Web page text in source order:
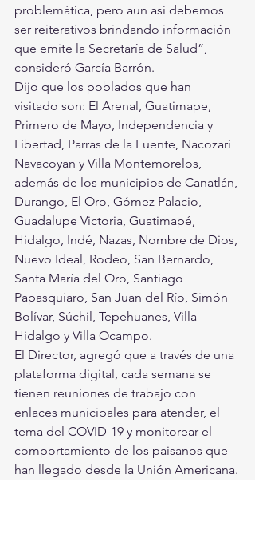
problemática, pero aun así debemos
ser reiterativos brindando información
que emite la Secretaría de Salud”,
consideró García Barrón.
Dijo que los poblados que han
visitado son: El Arenal, Guatimape,
Primero de Mayo, Independencia y
Libertad, Parras de la Fuente, Nacozari
Navacoyan y Villa Montemorelos,
además de los municipios de Canatlán,
Durango, El Oro, Gómez Palacio,
Guadalupe Victoria, Guatimapé,
Hidalgo, Indé, Nazas, Nombre de Dios,
Nuevo Ideal, Rodeo, San Bernardo,
Santa María del Oro, Santiago
Papasquiaro, San Juan del Río, Simón
Bolívar, Súchil, Tepehuanes, Villa
Hidalgo y Villa Ocampo.
El Director, agregó que a través de una
plataforma digital, cada semana se
tienen reuniones de trabajo con
enlaces municipales para atender, el
tema del COVID-19 y monitorear el
comportamiento de los paisanos que
han llegado desde la Unión Americana.